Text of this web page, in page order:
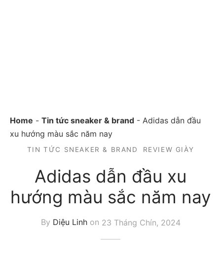
Home - Tin tức sneaker & brand - Adidas dẫn đầu
xu hướng màu sắc năm nay
TIN TỨC SNEAKER & BRAND REVIEW GIÀY
Adidas dẫn đầu xu
hướng màu sắc năm nay
By Diệu Linhon 23 Tháng Chín, 2024